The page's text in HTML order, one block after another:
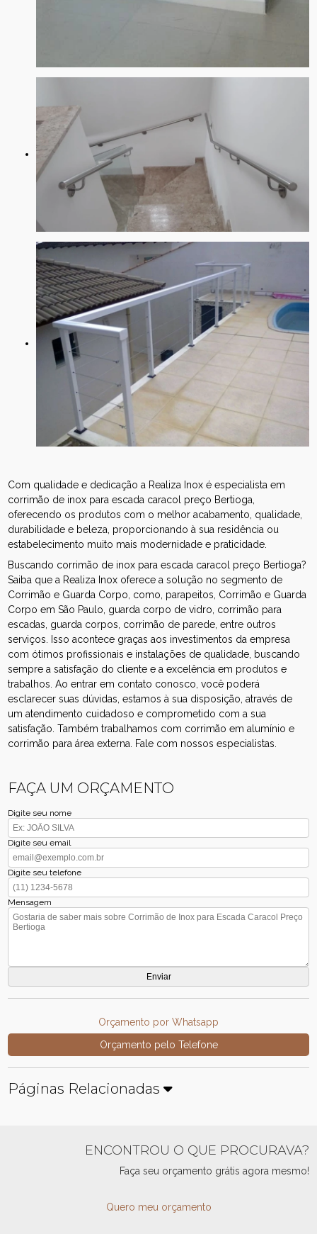
Com qualidade e dedicação a Realiza Inox é especialista em
corrimão de inox para escada caracol preço Bertioga,
oferecendo os produtos com o melhor acabamento, qualidade,
durabilidade e beleza, proporcionando à sua residência ou
estabelecimento muito mais modernidade e praticidade.
Buscando corrimão de inox para escada caracol preço Bertioga?
Saiba que a Realiza Inox oferece a solução no segmento de
Corrimão e Guarda Corpo, como, parapeitos, Corrimão e Guarda
Corpo em São Paulo, guarda corpo de vidro, corrimão para
escadas, guarda corpos, corrimão de parede, entre outros
serviços. Isso acontece graças aos investimentos da empresa
com ótimos profissionais e instalações de qualidade, buscando
sempre a satisfação do cliente e a excelência em produtos e
trabalhos. Ao entrar em contato conosco, você poderá
esclarecer suas dúvidas, estamos à sua disposição, através de
um atendimento cuidadoso e comprometido com a sua
satisfação. Também trabalhamos com corrimão em alumínio e
corrimão para área externa. Fale com nossos especialistas.
FAÇA UM ORÇAMENTO
Digite seu nome
Digite seu email
Digite seu telefone
Mensagem
Orçamento por Whatsapp
Orçamento pelo Telefone
Páginas Relacionadas
ENCONTROU O QUE PROCURAVA?
Faça seu orçamento grátis agora mesmo!
Quero meu orçamento